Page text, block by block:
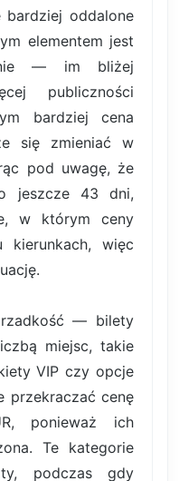
oddalone
elementem jest
— im bliżej
publiczności
bardziej cena
się zmieniać w
pod uwagę, że
jeszcze 43 dni,
w którym ceny
więc
rzadkość — bilety
miejsc, takie
VIP czy opcje
przekraczać cenę
ponieważ ich
Te kategorie
podczas gdy